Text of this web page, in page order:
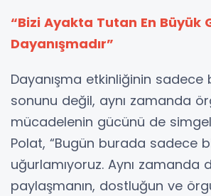
“Bizi Ayakta Tutan En Büyük
Dayanışmadır”
Dayanışma etkinliğinin sadece
sonunu değil, aynı zamanda
mücadelenin gücünü de
Polat, “Bugün burada sadece
uğurlamıyoruz. Aynı zamanda
paylaşmanın, dostluğun ve